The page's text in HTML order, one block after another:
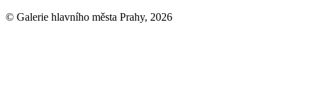
© Galerie hlavního města Prahy, 2026